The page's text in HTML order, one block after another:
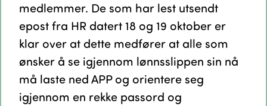
medlemmer. De som har lest utsendt
epost fra HR datert 18 og 19 oktober er
klar over at dette medfører at alle som
ønsker å se igjennom lønnsslippen sin nå
må laste ned APP og orientere seg
igjennom en rekke passord og